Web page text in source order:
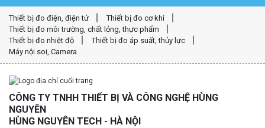
Thiết bị đo điện, điện tử
Thiết bị đo cơ khí
Thiết bị đo môi trường, chất lỏng, thực phẩm
Thiết bị đo nhiệt độ
Thiết bị đo áp suất, thủy lực
Máy nội soi, Camera
CÔNG TY TNHH THIẾT BỊ VÀ CÔNG NGHỆ HÙNG
NGUYÊN
HÙNG NGUYÊN TECH - HÀ NỘI